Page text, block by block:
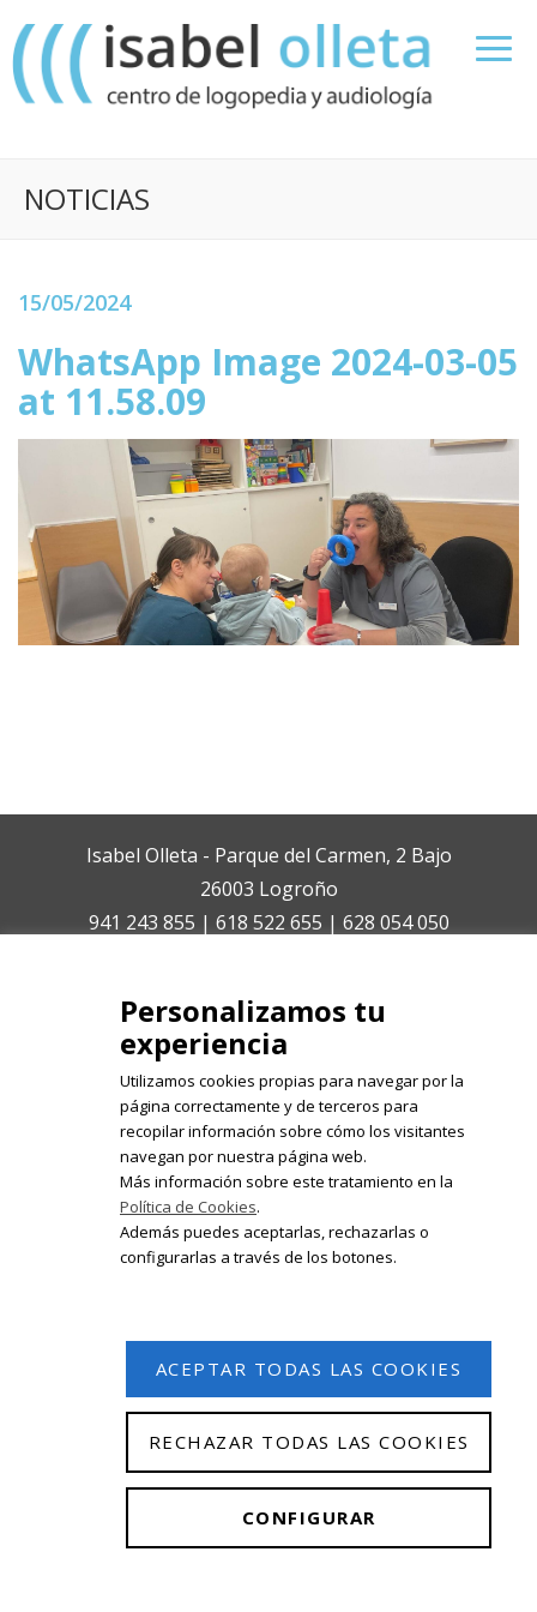
NOTICIAS
15/05/2024
WhatsApp Image 2024-03-05
at 11.58.09
Isabel Olleta - Parque del Carmen, 2 Bajo
26003 Logroño
941 243 855 | 618 522 655 | 628 054 050
Registrate en nuestro boletín de
noticias
© 2026 Isabel Olleta. Todos los derechos reservados.
Personalizamos tu
experiencia
Utilizamos cookies propias para navegar por la
página correctamente y de terceros para
recopilar información sobre cómo los visitantes
navegan por nuestra página web.
Más información sobre este tratamiento en la
Política de Cookies.
Además puedes aceptarlas, rechazarlas o
configurarlas a través de los botones.
ACEPTAR TODAS LAS COOKIES
RECHAZAR TODAS LAS COOKIES
CONFIGURAR